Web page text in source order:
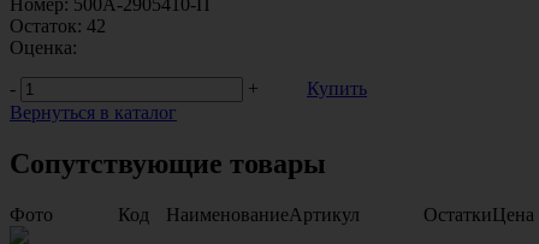
Остаток: 42
Оценка:
-
+
Купить
Вернуться в каталог
Сопутствующие товары
Фото Код НаименованиеАртикул ОстаткиЦена